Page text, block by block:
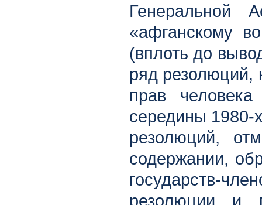
Генеральной
«афганскому
(вплоть до
ряд резолюций,
прав
середины 1980-
резолюций,
содержании,
государств-
резолюции и